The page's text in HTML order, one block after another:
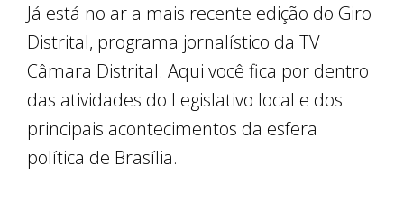
Já está no ar a mais recente edição do Giro
Distrital, programa jornalístico da TV
Câmara Distrital. Aqui você fica por dentro
das atividades do Legislativo local e dos
principais acontecimentos da esfera
política de Brasília.